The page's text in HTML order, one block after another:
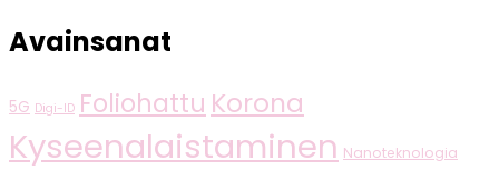
Avainsanat
5G Digi-ID Foliohattu Korona
Kyseenalaistaminen Nanoteknologia